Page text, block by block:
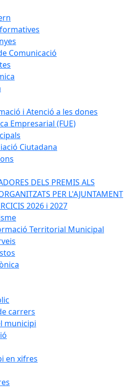
Comunicació
i Atenció a les dones
Empresarial (FUE)
Ciutadana
DELS PREMIS ALS
PER L'AJUNTAMENT
2026 i 2027
Territorial Municipal
carrers
municipi
en xifres